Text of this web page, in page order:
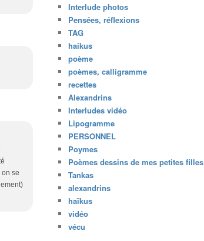
se
Interlude photos
Pensées, réflexions
TAG
haikus
poème
poèmes, calligramme
recettes
Alexandrins
Interludes vidéo
Lipogramme
PERSONNEL
Poymes
Poèmes dessins de mes petites filles
Tankas
alexandrins
haïkus
vidéo
vécu